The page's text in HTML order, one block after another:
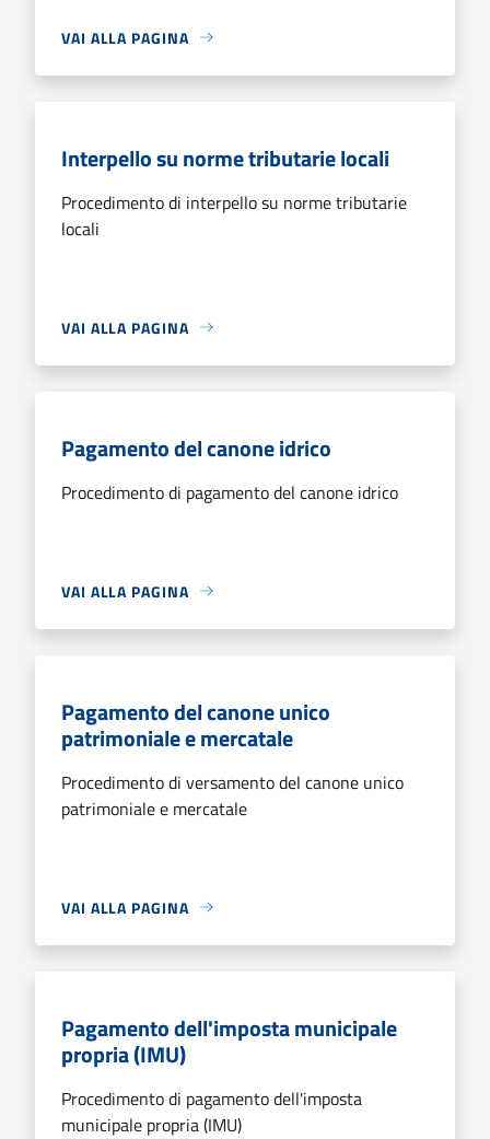
VAI ALLA PAGINA
Interpello su norme tributarie locali
Procedimento di interpello su norme tributarie
locali
VAI ALLA PAGINA
Pagamento del canone idrico
Procedimento di pagamento del canone idrico
VAI ALLA PAGINA
Pagamento del canone unico
patrimoniale e mercatale
Procedimento di versamento del canone unico
patrimoniale e mercatale
VAI ALLA PAGINA
Pagamento dell'imposta municipale
propria (IMU)
Procedimento di pagamento dell'imposta
municipale propria (IMU)